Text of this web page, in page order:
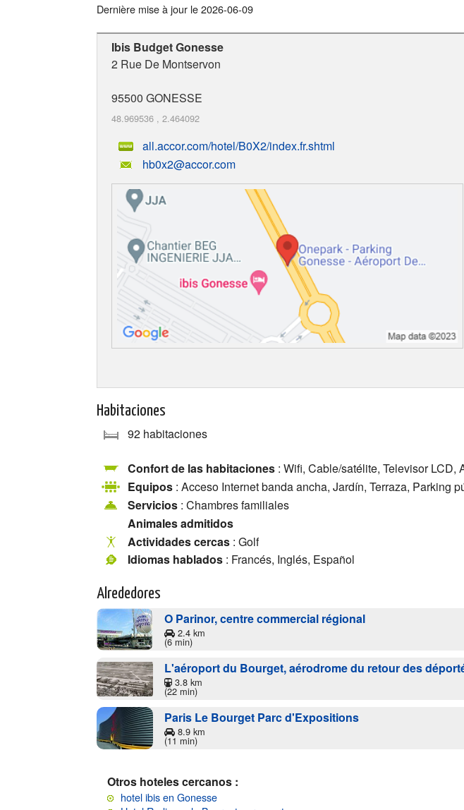
Dernière mise à jour le2026-06-09
Ibis Budget Gonesse
2 Rue De Montservon
95500 GONESSE
48.969536 , 2.464092
all.accor.com/hotel/B0X2/index.fr.shtml
hb0x2@accor.com
Habitaciones
92 habitaciones
Confort de las habitaciones : Wifi, Cable/satélite, Televisor
Equipos : Acceso Internet banda ancha, Jardín, Terraza, Parking
Servicios : Chambres familiales
Animales admitidos
Actividades cercas : Golf
Idiomas hablados : Francés, Inglés, Español
Alrededores
O Parinor, centre commercial régional
2.4 km
(6 min)
L'aéroport du Bourget, aérodrome du retour des
3.8 km
(22 min)
Paris Le Bourget Parc d'Expositions
8.9 km
(11 min)
Otros hoteles cercanos :
hotel ibis en Gonesse